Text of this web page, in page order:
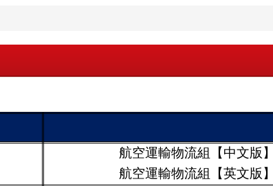
航空運輸物流組
【中文版】
航空運輸物流組【英文版】